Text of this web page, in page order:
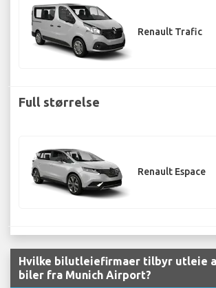
Renault Trafic
Full størrelse
Renault Espace
Hvilke bilutleiefirmaer tilbyr utleie
biler fra Munich Airport?